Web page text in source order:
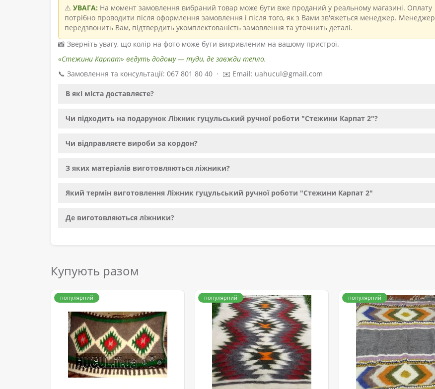
⚠️ УВАГА: На момент замовлення вибраний товар може бути вже проданий у реальному магазині. Оплату
потрібно проводити після оформлення замовлення і після того, як з Вами зв'яжеться менеджер. Менеджер
передзвонить Вам, підтвердить укомплектованість замовлення та уточнить деталі.
📸 Зверніть увагу, що колір на фото може бути викривленим на вашому пристрої.
«Стежини Карпат» ведуть додому — туди, де завжди тепло.
📞 Замовлення та консультації: 067 801 80 40 · ✉️ Email: uahucul@gmail.com
В які міста доставляєте?
Чи підходить на подарунок Ліжник гуцульський ручної роботи "Стежини Карпат 2"?
Чи відправляєте вироби за кордон?
З яких матеріалів виготовляються ліжники?
Який термін виготовлення Ліжник гуцульський ручної роботи "Стежини Карпат 2"
Де виготовляються ліжники?
Купують разом
популярний популярний популярний